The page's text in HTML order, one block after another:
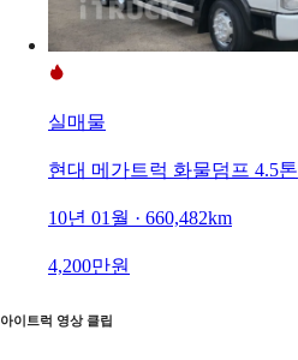
실매물
현대 메가트럭 화물덤프 4.5톤
10년 01월 · 660,482km
4,200만원
아이트럭 영상 클립